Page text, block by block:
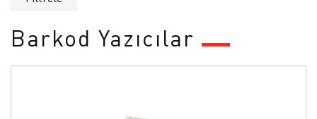
Barkod Yazıcılar